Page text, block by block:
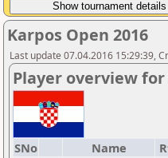
Karpos Open 2016
Last update 07.04.2016 15:29:39,
Player overview for
SNo Name